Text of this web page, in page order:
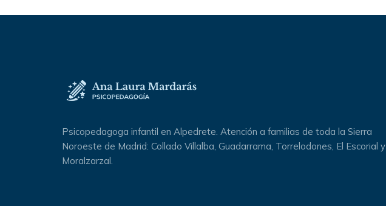
Psicopedagoga infantil en Alpedrete. Atención a familias de toda la Sierra
Noroeste de Madrid: Collado Villalba, Guadarrama, Torrelodones, El Escorial y
Moralzarzal.